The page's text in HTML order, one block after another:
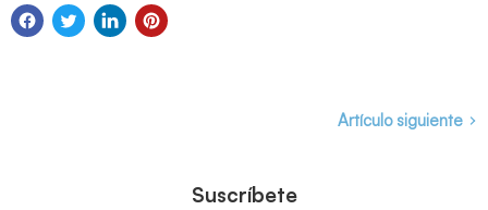
Artículo siguiente
Suscríbete